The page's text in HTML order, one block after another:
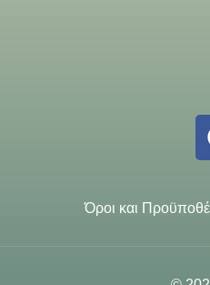
Όροι και